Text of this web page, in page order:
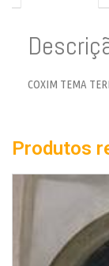
COXIM TEMA
Produtos